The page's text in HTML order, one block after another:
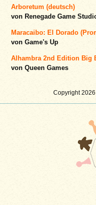
Copyright
Arboretum (deutsch)
von Renegade Game
Maracaibo: El Dorado
von Game's Up
Alhambra 2nd Edition Big
von Queen Games